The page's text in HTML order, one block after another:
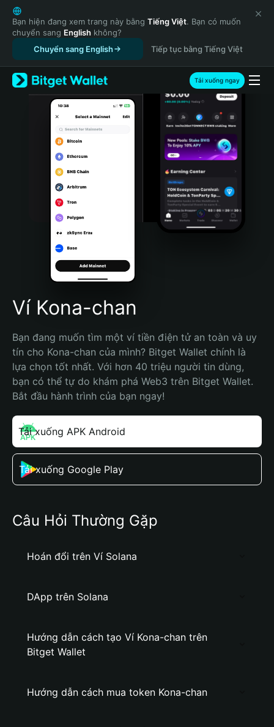
English
日本語
Tiếng Việt
Русский
Español (Latinoamérica)
Türkçe
Italiano
Português (Portugal)
Bahasa Indonesia
Português (Brasil)
Español (Argentina)
Bạn hiện đang xem trang này bằng Tiếng Việt. Bạn có muốn
chuyển sang English không?
Chuyển sang English
Tiếp tục bằng Tiếng Việt
Tải xuống ngay
Ví Kona-chan
Bạn đang muốn tìm một ví tiền điện tử an toàn và uy
tín cho Kona-chan của mình? Bitget Wallet chính là
lựa chọn tốt nhất. Với hơn 40 triệu người tin dùng,
bạn có thể tự do khám phá Web3 trên Bitget Wallet.
Bắt đầu hành trình của bạn ngay!
Tải xuống APK Android
Tải xuống Google Play
Câu Hỏi Thường Gặp
Hoán đổi trên Ví Solana
DApp trên Solana
Hướng dẫn cách tạo Ví Kona-chan trên
Bitget Wallet
Hướng dẫn cách mua token Kona-chan